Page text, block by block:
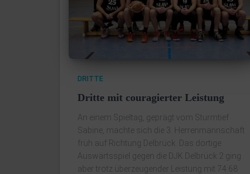
DRITTE
Dritte mit couragierter Leistung
An einem Spieltag, geprägt vom Sturmtief
Sabine, machte sich die 3. Herrenmannschaft
früh auf Richtung Delbrück. Das dortige
Auswärtsspiel gegen die DJK Delbrück 2 ging
aber trotz überzeugender Leistung mit 74:68